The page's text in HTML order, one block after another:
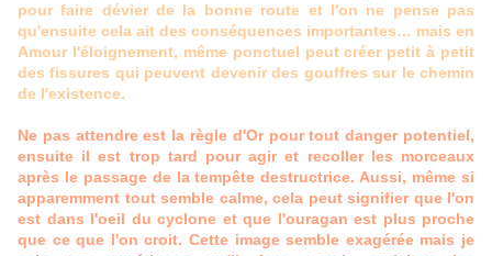
pour faire dévier de la bonne route et l'on ne pense pas
qu'ensuite cela ait des conséquences importantes… mais en
Amour l'éloignement, même ponctuel peut créer petit à petit
des fissures qui peuvent devenir des gouffres sur le chemin
de l'existence.
Ne pas attendre est la règle d'Or pour tout danger potentiel,
ensuite il est trop tard pour agir et recoller les morceaux
après le passage de la tempête destructrice. Aussi, même si
apparemment tout semble calme, cela peut signifier que l'on
est dans l'oeil du cyclone et que l'ouragan est plus proche
que ce que l'on croit. Cette image semble exagérée mais je